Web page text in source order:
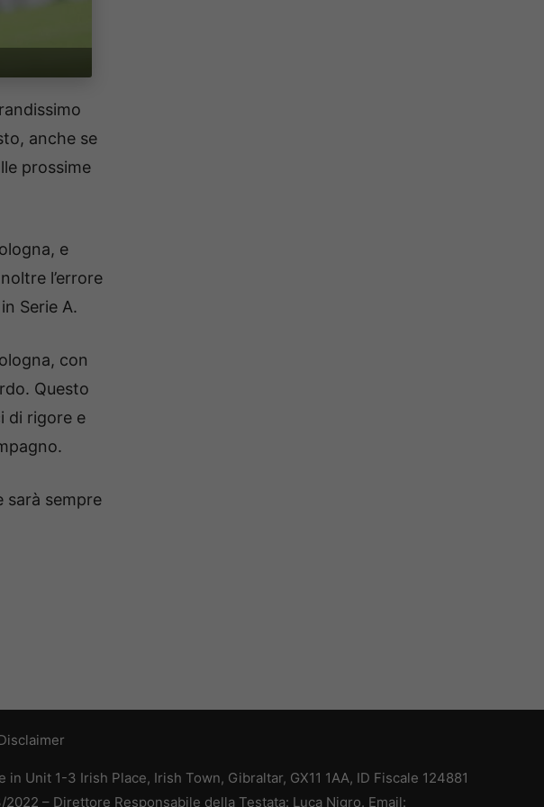
anche se
prossime
e
l’errore
Serie A.
con
Questo
di rigore e
sarà sempre
Unit 1-3 Irish Place, Irish Town, Gibraltar, GX11 1AA, ID Fiscale 124881
– Direttore Responsabile della Testata: Luca Nigro. Email: